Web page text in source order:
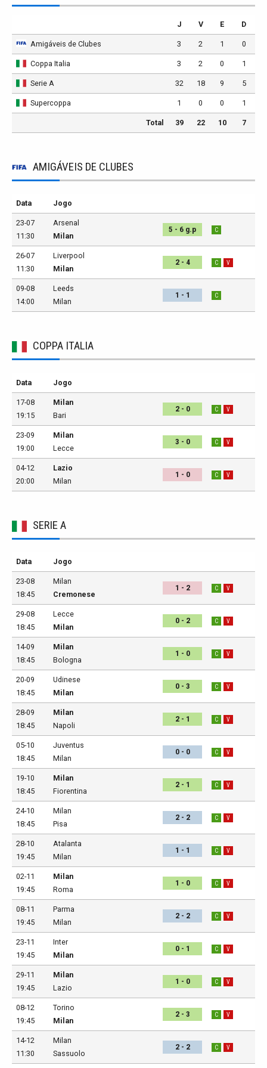
J V E D
Amigáveis de Clubes 3 2 1 0
Coppa Italia 3 2 0 1
Serie A 32 18 9 5
Supercoppa 1 0 0 1
Total 39 22 10 7
AMIGÁVEIS DE CLUBES
Data Jogo
23-07
11:30
Arsenal
Milan
5 - 6 g.p C
26-07
11:30
Liverpool
Milan
2 - 4 C V
09-08
14:00
Leeds
Milan
1 - 1 C
COPPA ITALIA
Data Jogo
17-08
19:15
Milan
Bari
2 - 0 C V
23-09
19:00
Milan
Lecce
3 - 0 C V
04-12
20:00
Lazio
Milan
1 - 0 C V
SERIE A
Data Jogo
23-08
18:45
Milan
Cremonese
1 - 2 C V
29-08
18:45
Lecce
Milan
0 - 2 C V
14-09
18:45
Milan
Bologna
1 - 0 C V
20-09
18:45
Udinese
Milan
0 - 3 C V
28-09
18:45
Milan
Napoli
2 - 1 C V
05-10
18:45
Juventus
Milan
0 - 0 C V
19-10
18:45
Milan
Fiorentina
2 - 1 C V
24-10
18:45
Milan
Pisa
2 - 2 C V
28-10
19:45
Atalanta
Milan
1 - 1 C V
02-11
19:45
Milan
Roma
1 - 0 C V
08-11
19:45
Parma
Milan
2 - 2 C V
23-11
19:45
Inter
Milan
0 - 1 C V
29-11
19:45
Milan
Lazio
1 - 0 C V
08-12
19:45
Torino
Milan
2 - 3 C V
14-12
11:30
Milan
Sassuolo
2 - 2 C V